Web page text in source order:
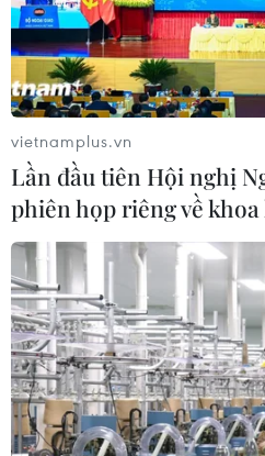
vietnamplus.vn
Lần đầu tiên Hội nghị
phiên họp riêng về